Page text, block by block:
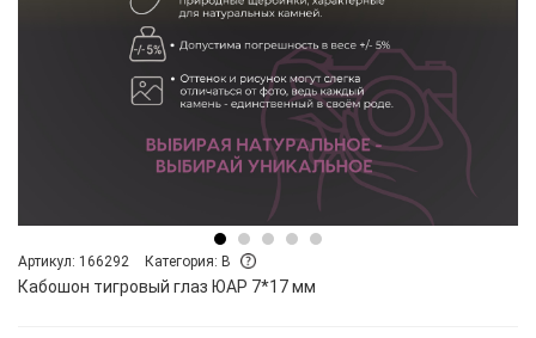
Артикул: 166292 Категория: B
Кабошон тигровый глаз ЮАР 7*17 мм